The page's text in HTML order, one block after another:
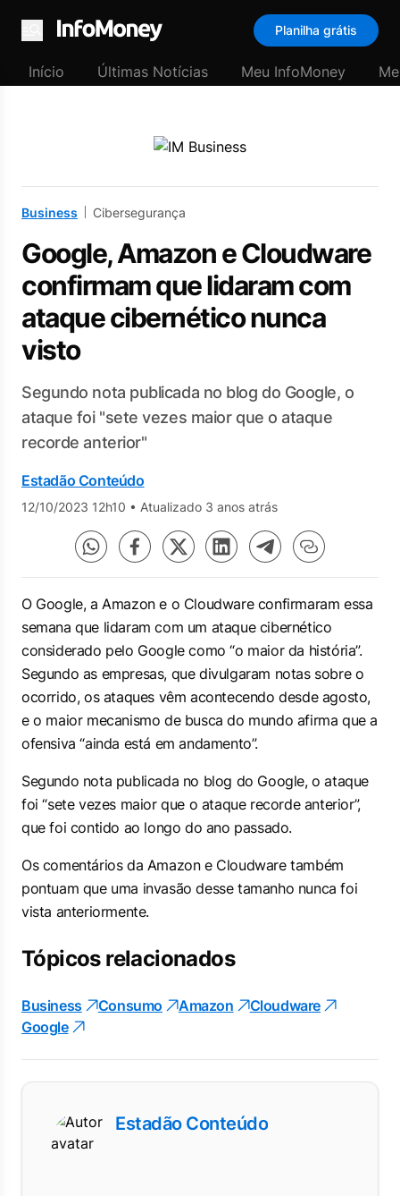
Menu
Planilha grátis
Início Últimas Notícias Meu InfoMoney
Business Cibersegurança
Google, Amazon e Cloudware
confirmam que lidaram com
ataque cibernético nunca
visto
Segundo nota publicada no blog do Google, o
ataque foi "sete vezes maior que o ataque
recorde anterior"
Estadão Conteúdo
12/10/2023 12h10 • Atualizado 3 anos atrás
O Google, a Amazon e o Cloudware confirmaram essa
semana que lidaram com um ataque cibernético
considerado pelo Google como “o maior da história”.
Segundo as empresas, que divulgaram notas sobre o
ocorrido, os ataques vêm acontecendo desde agosto,
e o maior mecanismo de busca do mundo afirma que a
ofensiva “ainda está em andamento”.
Segundo nota publicada no blog do Google, o ataque
foi “sete vezes maior que o ataque recorde anterior”,
que foi contido ao longo do ano passado.
Os comentários da Amazon e Cloudware também
pontuam que uma invasão desse tamanho nunca foi
vista anteriormente.
Tópicos relacionados
Business Consumo Amazon
Cloudware
Google
Estadão Conteúdo